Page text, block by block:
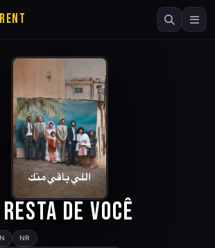
de Você
NR